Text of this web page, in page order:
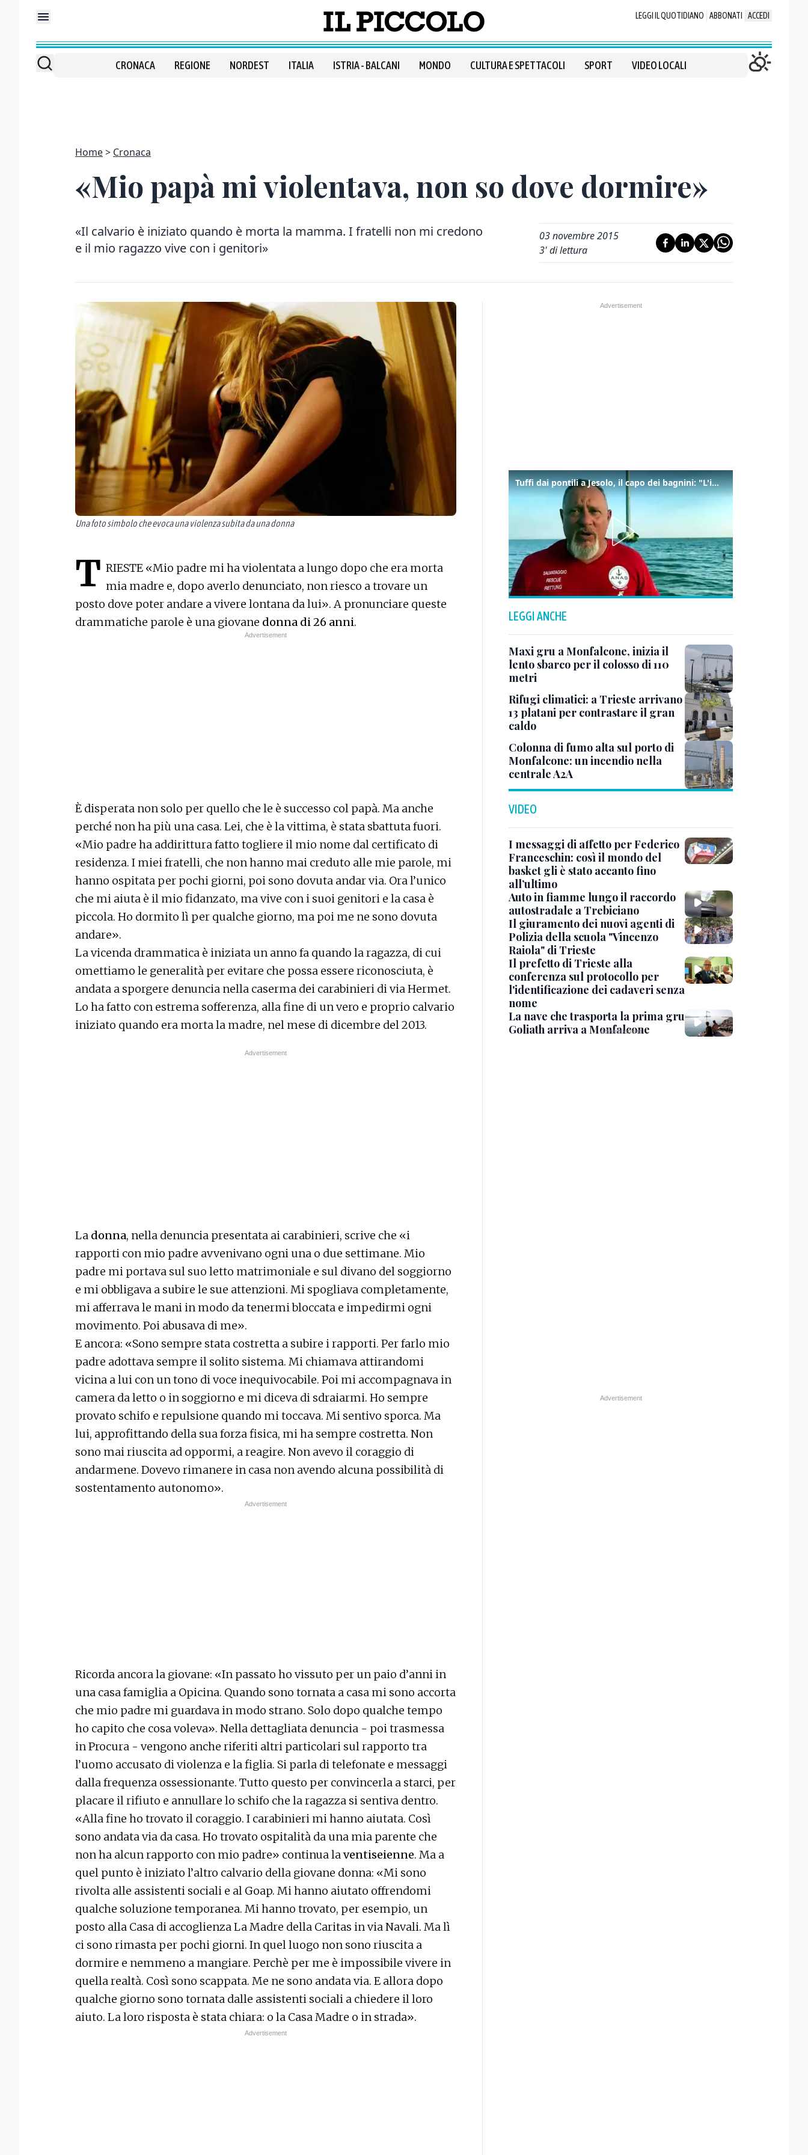
LEGGI IL QUOTIDIANO ABBONATI ACCEDI
CRONACA REGIONE NORDEST ITALIA ISTRIA - BALCANI MONDO CULTURA E SPETTACOLI SPORT VIDEO LOCALI
Home Cronaca
«Mio papà mi violentava, non so dove dormire»
«Il calvario è iniziato quando è morta la mamma. I fratelli non mi credono
e il mio ragazzo vive con i genitori»
03 novembre 2015
3' di lettura
Una foto simbolo che evoca una violenza subita da una donna
T RIESTE «Mio padre mi ha violentata a lungo dopo che era morta
mia madre e, dopo averlo denunciato, non riesco a trovare un
posto dove poter andare a vivere lontana da lui». A pronunciare queste
drammatiche parole è una giovane donna di 26 anni.
È disperata non solo per quello che le è successo col papà. Ma anche
perché non ha più una casa. Lei, che è la vittima, è stata sbattuta fuori.
«Mio padre ha addirittura fatto togliere il mio nome dal certificato di
residenza. I miei fratelli, che non hanno mai creduto alle mie parole, mi
hanno ospitata per pochi giorni, poi sono dovuta andar via. Ora l’unico
che mi aiuta è il mio fidanzato, ma vive con i suoi genitori e la casa è
piccola. Ho dormito lì per qualche giorno, ma poi me ne sono dovuta
andare».
La vicenda drammatica è iniziata un anno fa quando la ragazza, di cui
omettiamo le generalità per evitare che possa essere riconosciuta, è
andata a sporgere denuncia nella caserma dei carabinieri di via Hermet.
Lo ha fatto con estrema sofferenza, alla fine di un vero e proprio calvario
iniziato quando era morta la madre, nel mese di dicembre del 2013.
La donna, nella denuncia presentata ai carabinieri, scrive che «i
rapporti con mio padre avvenivano ogni una o due settimane. Mio
padre mi portava sul suo letto matrimoniale e sul divano del soggiorno
e mi obbligava a subire le sue attenzioni. Mi spogliava completamente,
mi afferrava le mani in modo da tenermi bloccata e impedirmi ogni
movimento. Poi abusava di me».
E ancora: «Sono sempre stata costretta a subire i rapporti. Per farlo mio
padre adottava sempre il solito sistema. Mi chiamava attirandomi
vicina a lui con un tono di voce inequivocabile. Poi mi accompagnava in
camera da letto o in soggiorno e mi diceva di sdraiarmi. Ho sempre
provato schifo e repulsione quando mi toccava. Mi sentivo sporca. Ma
lui, approfittando della sua forza fisica, mi ha sempre costretta. Non
sono mai riuscita ad oppormi, a reagire. Non avevo il coraggio di
andarmene. Dovevo rimanere in casa non avendo alcuna possibilità di
sostentamento autonomo».
Ricorda ancora la giovane: «In passato ho vissuto per un paio d’anni in
una casa famiglia a Opicina. Quando sono tornata a casa mi sono accorta
che mio padre mi guardava in modo strano. Solo dopo qualche tempo
ho capito che cosa voleva». Nella dettagliata denuncia - poi trasmessa
in Procura - vengono anche riferiti altri particolari sul rapporto tra
l’uomo accusato di violenza e la figlia. Si parla di telefonate e messaggi
dalla frequenza ossessionante. Tutto questo per convincerla a starci, per
placare il rifiuto e annullare lo schifo che la ragazza si sentiva dentro.
«Alla fine ho trovato il coraggio. I carabinieri mi hanno aiutata. Così
sono andata via da casa. Ho trovato ospitalità da una mia parente che
non ha alcun rapporto con mio padre» continua laventiseienne. Ma a
quel punto è iniziato l’altro calvario della giovane donna: «Mi sono
rivolta alle assistenti sociali e al Goap. Mi hanno aiutato offrendomi
qualche soluzione temporanea. Mi hanno trovato, per esempio, un
posto alla Casa di accoglienza La Madre della Caritas in via Navali. Ma lì
ci sono rimasta per pochi giorni. In quel luogo non sono riuscita a
dormire e nemmeno a mangiare. Perchè per me è impossibile vivere in
quella realtà. Così sono scappata. Me ne sono andata via. E allora dopo
qualche giorno sono tornata dalle assistenti sociali a chiedere il loro
aiuto. La loro risposta è stata chiara: o la Casa Madre o in strada».
Tuffi dai pontili a Jesolo, il capo dei bagnini: "L'impegno di tutti per evitare altre tragedie"
LEGGI ANCHE
Maxi gru a Monfalcone, inizia il
lento sbarco per il colosso di 110
metri
Rifugi climatici: a Trieste arrivano
13 platani per contrastare il gran
caldo
Colonna di fumo alta sul porto di
Monfalcone: un incendio nella
centrale A2A
VIDEO
I messaggi di affetto per Federico
Franceschin: così il mondo del
basket gli è stato accanto fino
all’ultimo
Auto in fiamme lungo il raccordo
autostradale a Trebiciano
Il giuramento dei nuovi agenti di
Polizia della scuola "Vincenzo
Raiola" di Trieste
Il prefetto di Trieste alla
conferenza sul protocollo per
l'identificazione dei cadaveri senza
nome
La nave che trasporta la prima gru
Goliath arriva a Monfalcone